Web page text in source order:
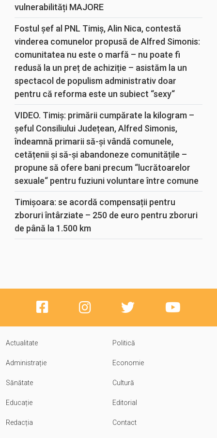
vulnerabilități MAJORE
Fostul șef al PNL Timiș, Alin Nica, contestă
vinderea comunelor propusă de Alfred Simonis:
comunitatea nu este o marfă – nu poate fi
redusă la un preț de achiziție – asistăm la un
spectacol de populism administrativ doar
pentru că reforma este un subiect “sexy“
VIDEO. Timiș: primării cumpărate la kilogram –
șeful Consiliului Județean, Alfred Simonis,
îndeamnă primarii să-și vândă comunele,
cetățenii și să-și abandoneze comunitățile –
propune să ofere bani precum “lucrătoarelor
sexuale“ pentru fuziuni voluntare între comune
Timișoara: se acordă compensații pentru
zboruri întârziate – 250 de euro pentru zboruri
de până la 1.500 km
Actualitate Politică
Administrație Economie
Sănătate Cultură
Educație Editorial
Redacția Contact